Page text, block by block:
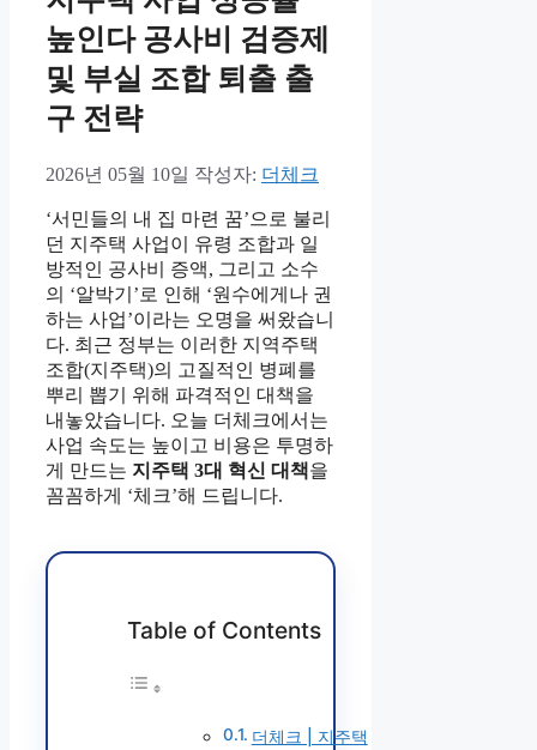
높인다 공사비 검증제
및 부실 조합 퇴출 출
구 전략
2026년 05월 10일 작성자: 더체크
‘서민들의 내 집 마련 꿈’으로 불리
던 지주택 사업이 유령 조합과 일
방적인 공사비 증액, 그리고 소수
의 ‘알박기’로 인해 ‘원수에게나 권
하는 사업’이라는 오명을 써왔습니
다. 최근 정부는 이러한 지역주택
조합(지주택)의 고질적인 병폐를
뿌리 뽑기 위해 파격적인 대책을
내놓았습니다. 오늘 더체크에서는
사업 속도는 높이고 비용은 투명하
게 만드는 지주택 3대 혁신 대책을
꼼꼼하게 ‘체크’해 드립니다.
Table of Contents
더체크 | 지주택